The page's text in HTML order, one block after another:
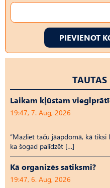
PIEVIENOT
TAUTAS
Laikam kļūstam
19:47, 7. Aug, 2026
“Mazliet taču jāapdomā, kā tiksi
ka šogad palīdzēt […]
Kā organizēs satiksmi?
19:47, 6. Aug, 2026